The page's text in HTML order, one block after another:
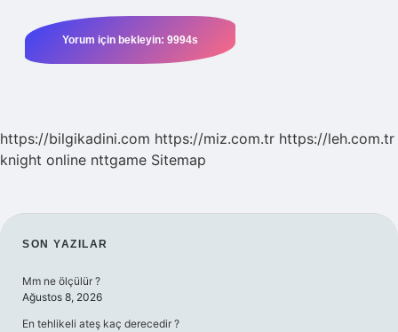
https://bilgikadini.com https://miz.com.tr https://leh.com.tr
knight online nttgame Sitemap
SIDEBAR
SON YAZILAR
Mm ne ölçülür ?
Ağustos 8, 2026
En tehlikeli ateş kaç derecedir ?